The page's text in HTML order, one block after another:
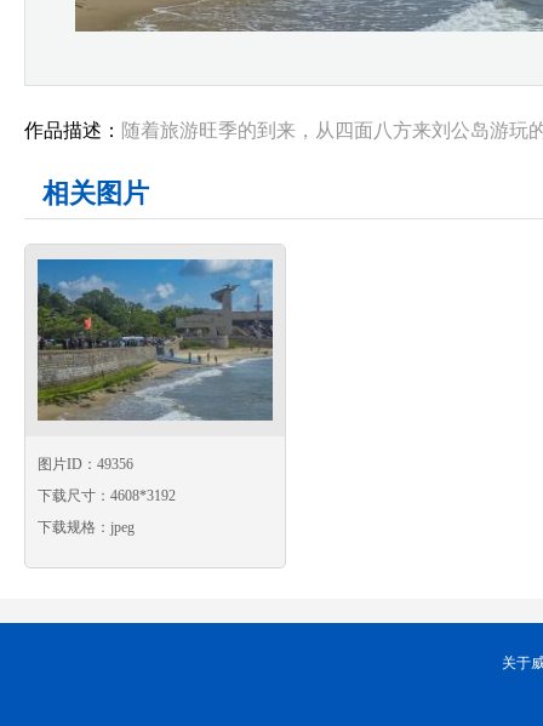
作品描述： 随着旅游旺季的到来，从四面八方来刘公岛游玩
相关图片
图片ID：49356
下载尺寸：4608*3192
下载规格：jpeg
关于